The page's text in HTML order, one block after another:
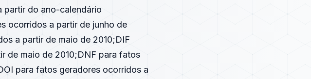
partir do ano-calendário
ocorridos a partir de junho de
a partir de maio de 2010;DIF
de maio de 2010;DNF para fatos
para fatos geradores ocorridos a